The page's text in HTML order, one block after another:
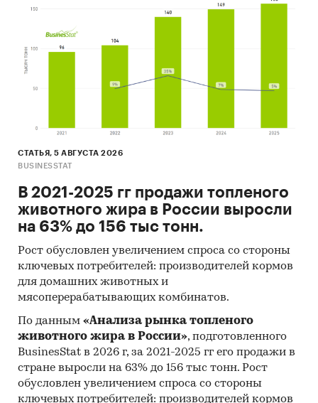
значения цены по месяцам в 2024, 2025
регионам федерального округа)
2025 в федеральном округе
Инфляция на товар в ФО в сравнении с
актуальный месяц к предыдущему месяцу,
2021-2025
общей инфляцией за год. Данные за
актуальный месяц к предыдущему году,
2021-2025
Цены на товар в регионах ФО. Указаны
регионы с максимальной и минимальной
ценой в актуальный период, а также
средняя цена, медианная цена.
Исследование построено на основе данных
СТАТЬЯ, 5 АВГУСТА 2026
BUSINESSTAT
В 2021-2025 гг продажи топленого
животного жира в России выросли
на 63% до 156 тыс тонн.
Рост обусловлен увеличением спроса со стороны
ключевых потребителей: производителей кормов
для домашних животных и
мясоперерабатывающих комбинатов.
По данным «Анализа рынка топленого
животного жира в России», подготовленного
BusinesStat в 2026 г, за 2021-2025 гг его продажи в
стране выросли на 63% до 156 тыс тонн. Рост
обусловлен увеличением спроса со стороны
ключевых потребителей: производителей кормов